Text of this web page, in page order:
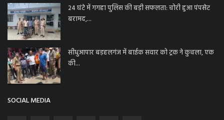
24 घंटे में गगहा पुलिस की बड़ी सफलता: चोरी हुआ पंपसेट
बरामद,...
सीधुआपार बड़हलगंज में बाईक सवार को ट्रक ने कुचला, एक
की...
SOCIAL MEDIA